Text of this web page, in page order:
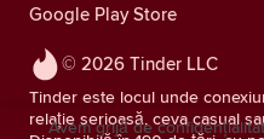
© 2026 Tinder LLC
Tinder este locul unde
relație serioasă, ceva casual
Google Play Store
Avem grijă de